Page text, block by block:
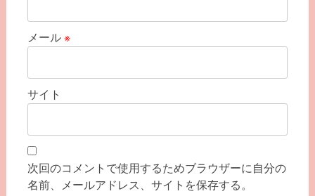
メール ※
サイト
次回のコメントで使用するためブラウザーに自分の
名前、メールアドレス、サイトを保存する。